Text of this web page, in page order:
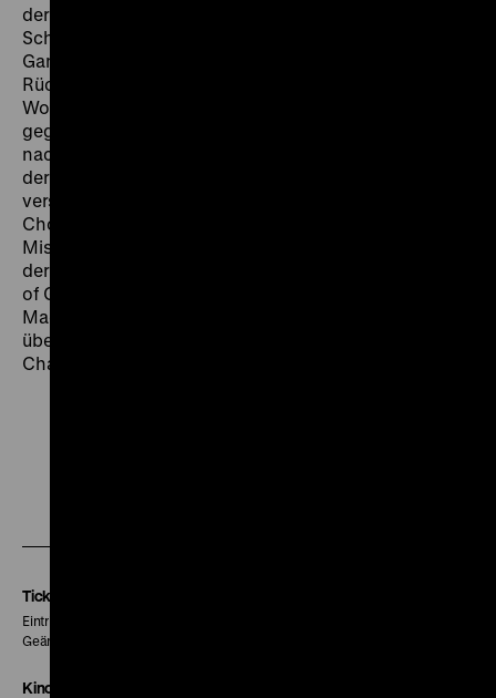
der Film erfrischend frei von Subtilität: von der
Schlägerei in einem Diner, mit dem er sich als
Gangsterkomödie verortet, über die folgenden
Rückblenden, in denen nachgeschoben wird, dass
Wong Jing eigentlich eine Komödie über den Kampf
gegen Gangster im Sinn hat. Mit dem Ortswechsel
nach Macao wird aus dem Neonlicht dann der Glamour
der Nobelhotels, Villen und Casinos. Wong Jings
verspielte Farbexplosion kreist um den Hongkong-Star
Chow Yun-Fat, der in seiner Rolle als Superspieler mit
Mission alle Register zieht – und an seine Auftritte in
der legendären, ebenfalls von Wong inszenierten God
of Gamblers-Reihe anknüpft. Nach From Vegas to
Macau wurde Wong Jing offenbar derart mit Geld
überschwemmt, dass der Fortsetzung der rauhe
Charme des ersten Teils vollkommen fehlt. (ft)
Tickets
Eintritt 5 €
Geänderte Preise sind im Programm vermerkt.
Kinokasse